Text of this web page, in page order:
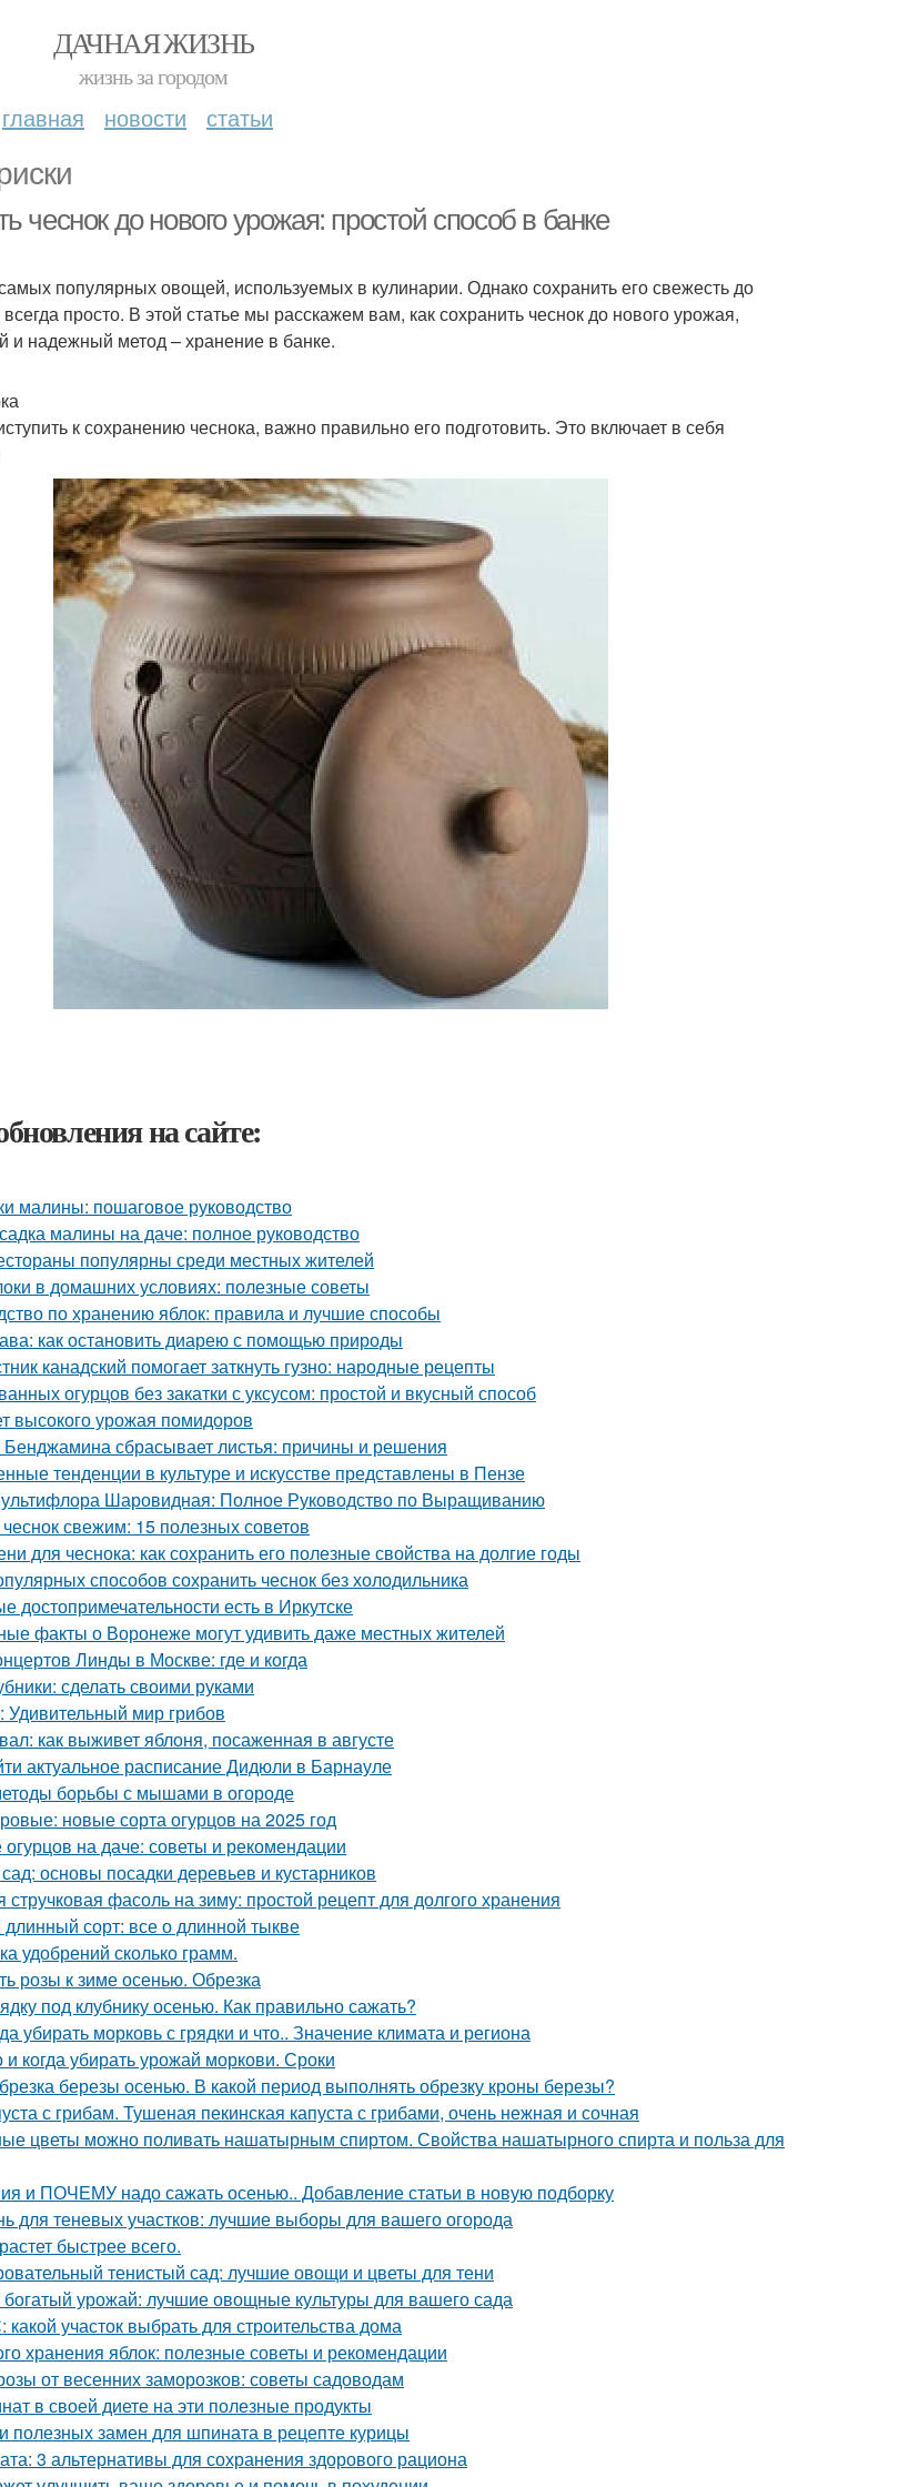
ДАЧНАЯ ЖИЗНЬ
жизнь за городом
главная новости статьи
чеснок до нового урожая: простой способ в банке
популярных овощей, используемых в кулинарии. Однако сохранить его свежесть до
просто. В этой статье мы расскажем вам, как сохранить чеснок до нового урожая,
и надежный метод – хранение в банке.
к сохранению чеснока, важно правильно его подготовить. Это включает в себя
на сайте:
малины: пошаговое руководство
малины на даче: полное руководство
популярны среди местных жителей
в домашних условиях: полезные советы
по хранению яблок: правила и лучшие способы
как остановить диарею с помощью природы
канадский помогает заткнуть гузно: народные рецепты
огурцов без закатки с уксусом: простой и вкусный способ
высокого урожая помидоров
сбрасывает листья: причины и решения
тенденции в культуре и искусстве представлены в Пензе
Шаровидная: Полное Руководство по Выращиванию
чеснок свежим: 15 полезных советов
для чеснока: как сохранить его полезные свойства на долгие годы
способов сохранить чеснок без холодильника
достопримечательности есть в Иркутске
факты о Воронеже могут удивить даже местных жителей
Линды в Москве: где и когда
сделать своими руками
мир грибов
как выживет яблоня, посаженная в августе
актуальное расписание Дидюли в Барнауле
борьбы с мышами в огороде
новые сорта огурцов на 2025 год
на даче: советы и рекомендации
основы посадки деревьев и кустарников
фасоль на зиму: простой рецепт для долгого хранения
сорт: все о длинной тыкве
удобрений сколько грамм.
розы к зиме осенью. Обрезка
под клубнику осенью. Как правильно сажать?
убирать морковь с грядки и что.. Значение климата и региона
и когда убирать урожай моркови. Сроки
березы осенью. В какой период выполнять обрезку кроны березы?
с грибам. Тушеная пекинская капуста с грибами, очень нежная и сочная
цветы можно поливать нашатырным спиртом. Свойства нашатырного спирта и польза для
и ПОЧЕМУ надо сажать осенью.. Добавление статьи в новую подборку
для теневых участков: лучшие выборы для вашего огорода
быстрее всего.
тенистый сад: лучшие овощи и цветы для тени
урожай: лучшие овощные культуры для вашего сада
участок выбрать для строительства дома
хранения яблок: полезные советы и рекомендации
от весенних заморозков: советы садоводам
в своей диете на эти полезные продукты
полезных замен для шпината в рецепте курицы
3 альтернативы для сохранения здорового рациона